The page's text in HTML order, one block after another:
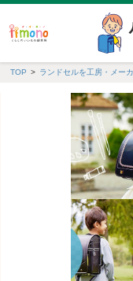
TOP ランドセルを工房・メー